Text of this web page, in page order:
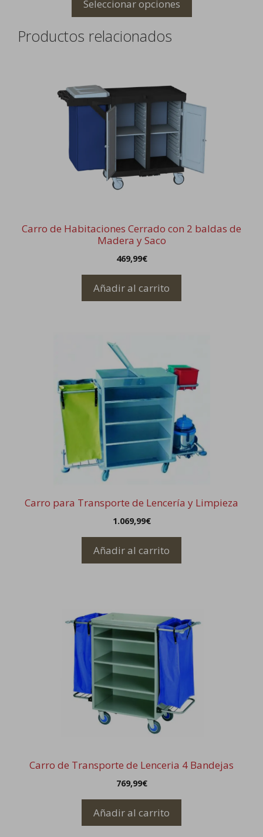
Seleccionar opciones
Productos relacionados
Carro de Habitaciones Cerrado con 2 baldas de
Madera y Saco
469,99€
Añadir al carrito
Carro para Transporte de Lencería y Limpieza
1.069,99€
Añadir al carrito
Carro de Transporte de Lenceria 4 Bandejas
769,99€
Añadir al carrito